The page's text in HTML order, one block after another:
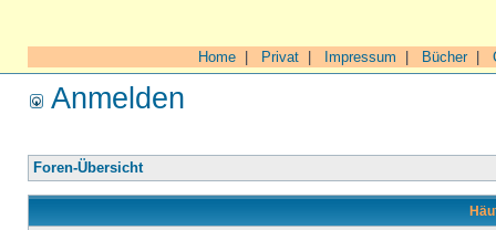
Home Privat Impressum Bücher|
Anmelden
Foren-Übersicht